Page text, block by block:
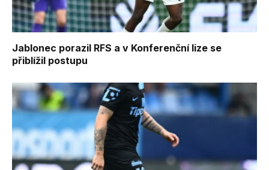
Jablonec porazil RFS a v Konferenční lize se
přiblížil postupu